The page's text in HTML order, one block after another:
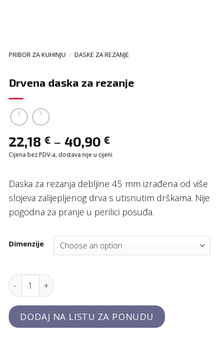
PRIBOR ZA KUHINJU / DASKE ZA REZANJE
Drvena daska za rezanje
22,18€ – 40,90€
Cijena bez PDV-a, dostava nije u cijeni
Daska za rezanja debljine 45 mm izrađena od više
slojeva zalijepljenog drva s utisnutim drškama. Nije
pogodna za pranje u perilici posuđa.
Dimenzije
Drvena daska za rezanje quantity
DODAJ NA LISTU ZA PONUDU